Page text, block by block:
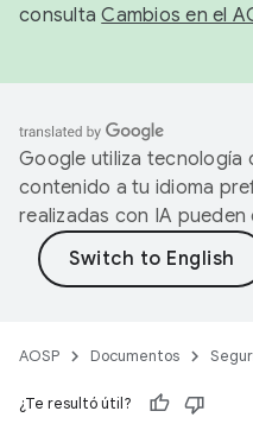
consultaCambios en el
Google utiliza tecnología
contenido a tu idioma
realizadas con IA
AOSP Documentos
¿Te resultó útil?